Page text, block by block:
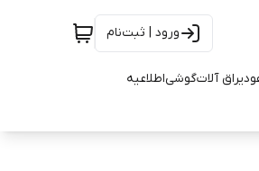
ورود | ثبت‌نام
یراق آلاتگوشیاطلاعیه